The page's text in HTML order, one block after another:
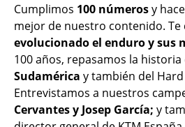
Cumplimos 100 númerosy
mejor de nuestro contenido. Te
evolucionado el enduro y sus
100 años, repasamos la historia
Sudamérica y también del
Entrevistamos a nuestros
Cervantes y Josep García; y